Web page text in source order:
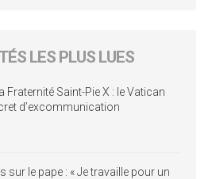
LES PLUS LUES
Fraternité Saint-Pie X : le Vatican
d’excommunication
sur le pape : « Je travaille pour un